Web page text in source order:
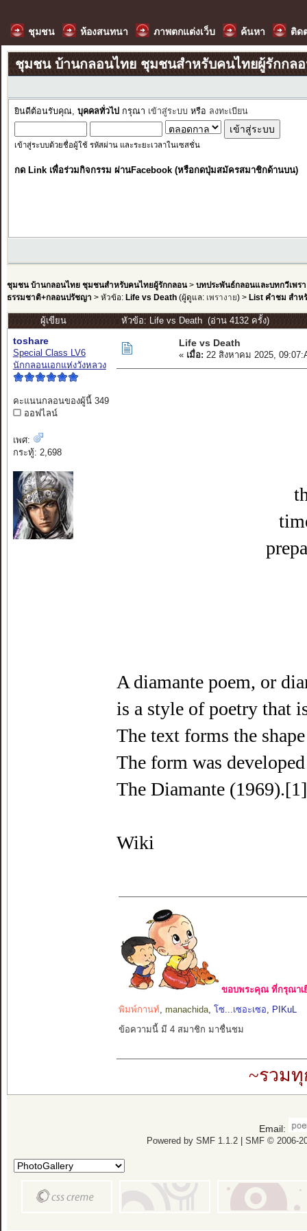
ชุมชน ห้องสนทนา ภาพตกแต่งเว็บ ค้นหา ติด
ชุมชน บ้านกลอนไทย ชุมชนสำหรับคนไทยผู้รักกล
ยินดีต้อนรับคุณ, บุคคลทั่วไป กรุณา เข้าสู่ระบบ หรือ ลงทะเบียน
เข้าสู่ระบบด้วยชื่อผู้ใช้ รหัสผ่าน และระยะเวลาในเซสชั่น
กด Link เพื่อร่วมกิจกรรม ผ่านFacebook (หรือกดปุ่มสมัครสมาชิกด้านบน)
ชุมชน บ้านกลอนไทย ชุมชนสำหรับคนไทยผู้รักกลอน> บทประพันธ์กลอนและบทกวีเพรา
ธรรมชาติ+กลอนปรัชญา > หัวข้อ: Life vs Death(ผู้ดูแล: เพรางาย) > List คำชม สำห
ผู้เขียน หัวข้อ: Life vs Death (อ่าน 4132 ครั้ง)
toshare
Special Class LV6
นักกลอนเอกแห่งวังหลวง
คะแนนกลอนของผู้นี้ 349
ออฟไลน์
เพศ:
กระทู้: 2,698
Life vs Death
« เมื่อ: 22 สิงหาคม 2025,
A diamante poem, or
is a style of poetry that
The text forms the
The form was
The Diamante
Wiki
ขอบพระคุณ ที่กรุณาเ
พิมพ์กานท์ manachida, โซ...เซอะเซอ
PIKuL
ข้อความนี้ มี 4 สมาชิก มาชื่นชม
~รวมทุ
Email:
Powered by SMF 1.1.2| SMF © 2006-